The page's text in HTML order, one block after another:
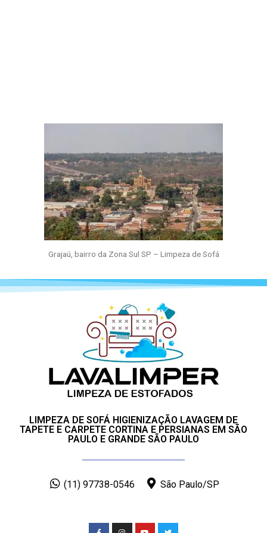
Grajaú, bairro da Zona Sul SP – Limpeza de Sofá
LIMPEZA DE SOFÁ HIGIENIZAÇÃO LAVAGEM DE
TAPETE E CARPETE CORTINA E PERSIANAS EM SÃO
PAULO E GRANDE SÃO PAULO
(11) 97738-0546 São Paulo/SP